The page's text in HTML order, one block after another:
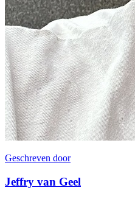
Geschreven door
Jeffry van Geel